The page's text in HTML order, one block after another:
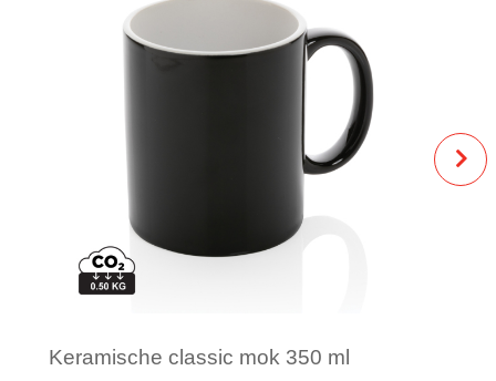
Keramische classic mok 350 ml